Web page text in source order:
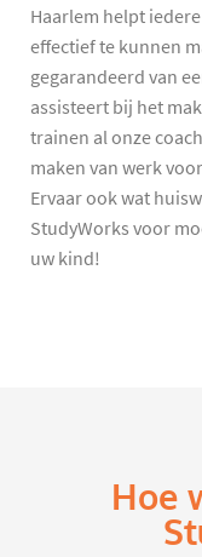
Haarlem helpt
effectief te kunnen
gegarandeerd van
assisteert bij het
trainen al onze
maken van werk
Ervaar ook wat
StudyWorks voor
uw kind!
Hoe